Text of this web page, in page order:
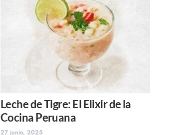
Leche de Tigre: El Elixir de la
Cocina Peruana
27 junio, 2025